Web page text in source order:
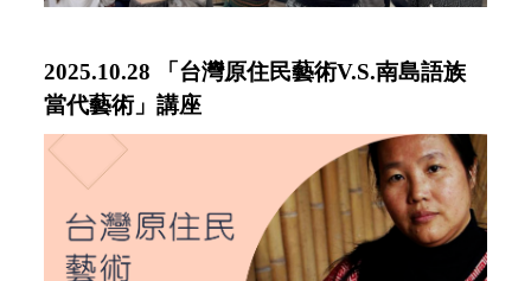
2025.10.28 「 台灣原住民藝術V.S.南島語族
當代藝術」講座